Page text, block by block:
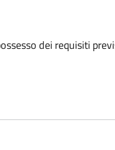
dei requisiti